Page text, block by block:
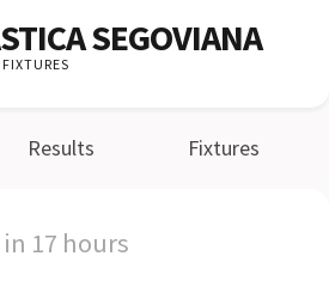
SEGOVIANA
Results Fixtures
in 17 hours